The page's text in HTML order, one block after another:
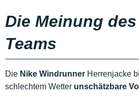
Die Meinung
Teams
Die Nike Windrunner Herrenjacke
schlechtem Wetter unschätzbare